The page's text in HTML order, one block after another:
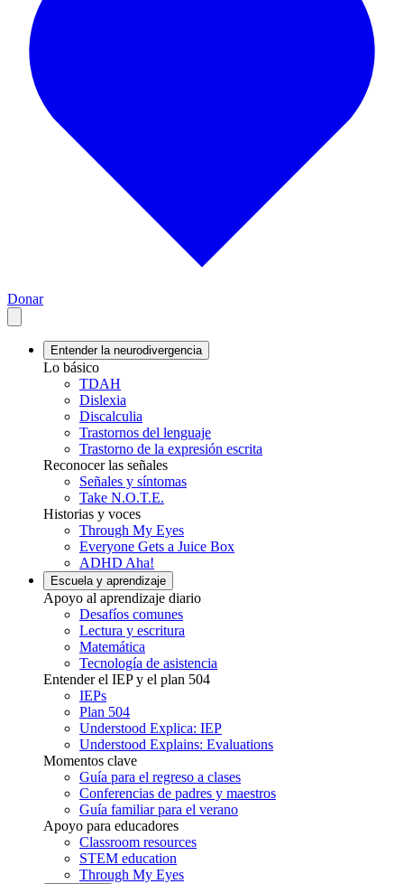
Donar
Entender la neurodivergencia
Lo básico
TDAH
Dislexia
Discalculia
Trastornos del lenguaje
Trastorno de la expresión escrita
Reconocer las señales
Señales y síntomas
Take N.O.T.E.
Historias y voces
Through My Eyes
Everyone Gets a Juice Box
ADHD Aha!
Escuela y aprendizaje
Apoyo al aprendizaje diario
Desafíos comunes
Lectura y escritura
Matemática
Tecnología de asistencia
Entender el IEP y el plan 504
IEPs
Plan 504
Understood Explica: IEP
Understood Explains: Evaluations
Momentos clave
Guía para el regreso a clases
Conferencias de padres y maestros
Guía familiar para el verano
Apoyo para educadores
Classroom resources
STEM education
Through My Eyes